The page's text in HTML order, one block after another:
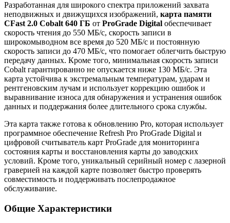
Разработанная для широкого спектра приложений захвата
неподвижных и движущихся изображений, карта памяти
CFast 2.0 Cobalt 640 ГБ от ProGrade Digital обеспечивает
скорость чтения до 550 МБ/с, скорость записи в
широкомыводном все время до 520 МБ/с и постоянную
скорость записи до 470 МБ/с, что помогает облегчить быструю
передачу данных. Кроме того, минимальная скорость записи
Cobalt гарантированно не опускается ниже 130 МБ/с. Эта
карта устойчива к экстремальным температурам, ударам и
рентгеновским лучам и использует коррекцию ошибок и
выравнивание износа для обнаружения и устранения ошибок
данных и поддержания более длительного срока службы.
Эта карта также готова к обновлению Pro, которая использует
программное обеспечение Refresh Pro ProGrade Digital и
цифровой считыватель карт ProGrade для мониторинга
состояния карты и восстановления карты до заводских
условий. Кроме того, уникальный серийный номер с лазерной
граверией на каждой карте позволяет быстро проверять
совместимость и поддерживать послепродажное
обслуживание.
Общие Характеристики